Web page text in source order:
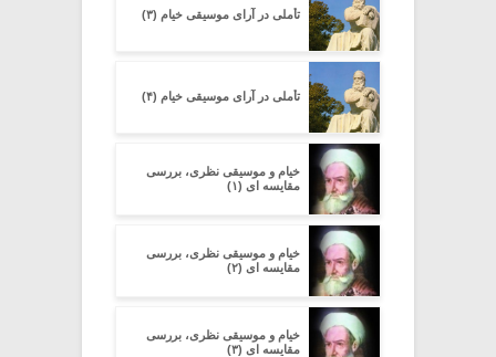
تأملی در آرای موسیقی خیام (۳)
تأملی در آرای موسیقی خیام (۴)
خیام و موسیقی نظری، بررسی
مقایسه ای (۱)
خیام و موسیقی نظری، بررسی
مقایسه ای (۲)
خیام و موسیقی نظری، بررسی
مقایسه ای (۳)